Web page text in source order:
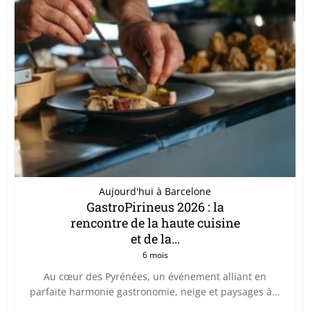
Aujourd'hui à Barcelone
GastroPirineus 2026 : la
rencontre de la haute cuisine
et de la...
6 mois
Au cœur des Pyrénées, un événement alliant en
parfaite harmonie gastronomie, neige et paysages à...